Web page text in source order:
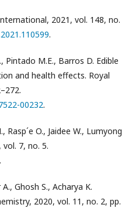
2021, vol. 148, no.
.
Pintado M.E., Barros D. Edible
and health effects. Royal
00232.
Rasp´e O., Jaidee W., Lumyong
vol. 7, no. 5.
.
Ghosh S., Acharya K.
2020, vol. 11, no. 2, pp.